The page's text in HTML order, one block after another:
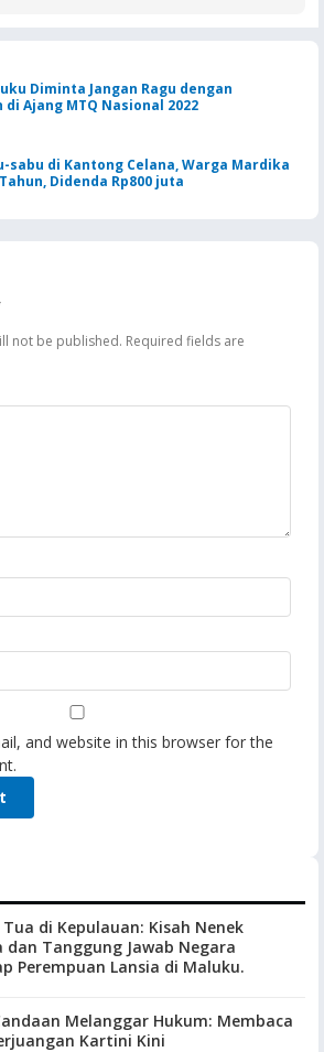
Diminta Jangan Ragu dengan
di Ajang MTQ Nasional 2022
sabu di Kantong Celana, Warga Mardika
Didenda Rp800 juta
not be published. Required fields are
and website in this browser for the
di Kepulauan: Kisah Nenek
dan Tanggung Jawab Negara
Perempuan Lansia di Maluku.
Melanggar Hukum: Membaca
Kartini Kini